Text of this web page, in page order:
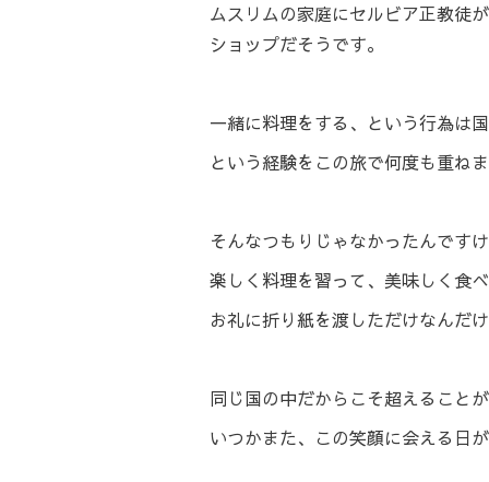
ムスリムの家庭にセルビア正教徒
ショップだそうです。
一緒に料理をする、という行為は
という経験をこの旅で何度も重ね
そんなつもりじゃなかったんですけ
楽しく料理を習って、美味しく食べ
お礼に折り紙を渡しただけなんだけ
同じ国の中だからこそ超えること
いつかまた、この笑顔に会える日が